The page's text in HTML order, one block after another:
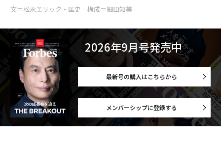
文＝松永エリック・匡史 構成＝細田知美
2026年9月号発売中
最新号の購入はこちらから
メンバーシップに登録する